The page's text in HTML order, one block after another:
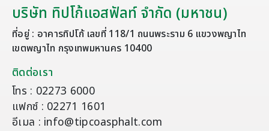
บริษัท ทิปโก้แอสฟัลท์ จำกัด (มหาชน)
ที่อยู่ : อาคารทิปโก้ เลขที่ 118/1 ถนนพระราม 6 แขวงพญาไท
เขตพญาไท กรุงเทพมหานคร 10400
ติดต่อเรา
โทร : 02273 6000
แฟกซ์ : 02271 1601
อีเมล : info@tipcoasphalt.com